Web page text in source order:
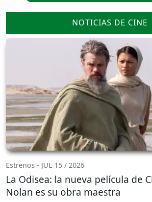
NOTICIAS DE CINE
Estrenos - JUL 15 / 2026
La Odisea: la nueva película de
Nolan es su obra maestra